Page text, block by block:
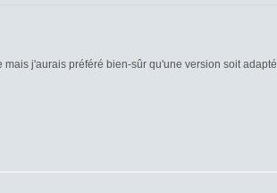
j'aurais préféré bien-sûr qu'une version soit